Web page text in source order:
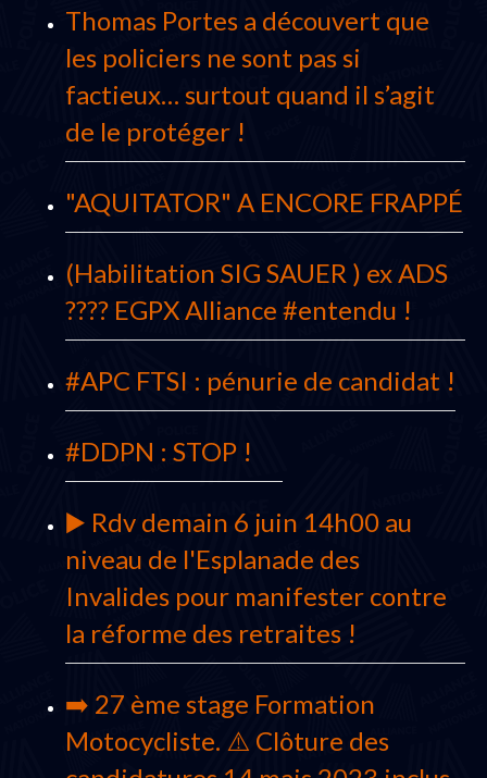
Thomas Portes a découvert que
les policiers ne sont pas si
factieux… surtout quand il s’agit
de le protéger !
"AQUITATOR" A ENCORE FRAPPÉ
(Habilitation SIG SAUER ) ex ADS
???? EGPX Alliance #entendu !
#APC FTSI : pénurie de candidat !
#DDPN : STOP !
▶️ Rdv demain 6 juin 14h00 au
niveau de l'Esplanade des
Invalides pour manifester contre
la réforme des retraites !
➡️ 27 ème stage Formation
Motocycliste. ⚠️ Clôture des